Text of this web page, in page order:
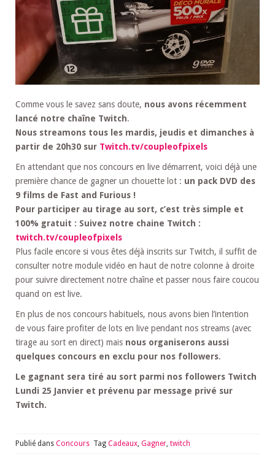
Comme vous le savez sans doute, nous avons récemment
lancé notre chaîne Twitch.
Nous streamons tous les mardis, jeudis et dimanches à
partir de 20h30 sur Twitch.tv/coupleofpixels
En attendant que nos concours en live démarrent, voici déjà une
première chance de gagner un chouette lot : un pack DVD des
9 films de Fast and Furious !
Pour participer au tirage au sort, c’est très simple et
100% gratuit : Suivez notre chaine Twitch :
twitch.tv/coupleofpixels
Plus facile encore si vous êtes déjà inscrits sur Twitch, il suffit de
consulter notre module vidéo en haut de notre colonne à droite
pour suivre directement notre chaîne et passer nous faire coucou
quand on est live.
En plus de nos concours habituels, nous avons bien l’intention
de vous faire profiter de lots en live pendant nos streams (avec
tirage au sort en direct) mais nous organiserons aussi
quelques concours en exclu pour nos followers.
Le gagnant sera tiré au sort parmi nos followers Twitch
Lundi 25 Janvier et prévenu par message privé sur
Twitch.
Publié dans Concours Tag Cadeaux, Gagner, twitch